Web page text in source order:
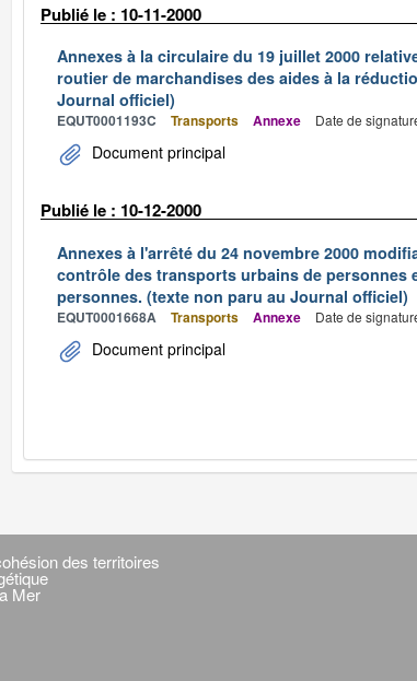
Publié le : 10-11-2000
Annexes à la circulaire du 19 juillet 2000
routier de marchandises des aides à la
Journal officiel)
EQUT0001193C Transports Annexe Date de
Document principal
Publié le : 10-12-2000
Annexes à l'arrêté du 24 novembre 2000
contrôle des transports urbains de
personnes. (texte non paru au Journal officiel)
EQUT0001668A Transports Annexe Date de
Document principal
des territoires
Mer